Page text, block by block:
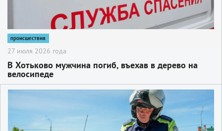
происшествия
27 июля 2026 года
В Хотьково мужчина погиб, въехав в дерево на
велосипеде
2